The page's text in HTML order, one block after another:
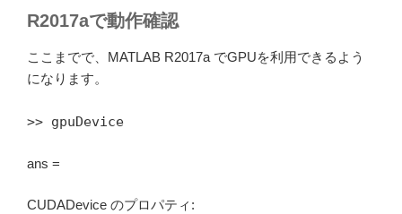
R2017aで動作確認
ここまでで、MATLAB R2017a でGPUを利用できるよう
になります。
>> gpuDevice
ans =
CUDADevice のプロパティ: